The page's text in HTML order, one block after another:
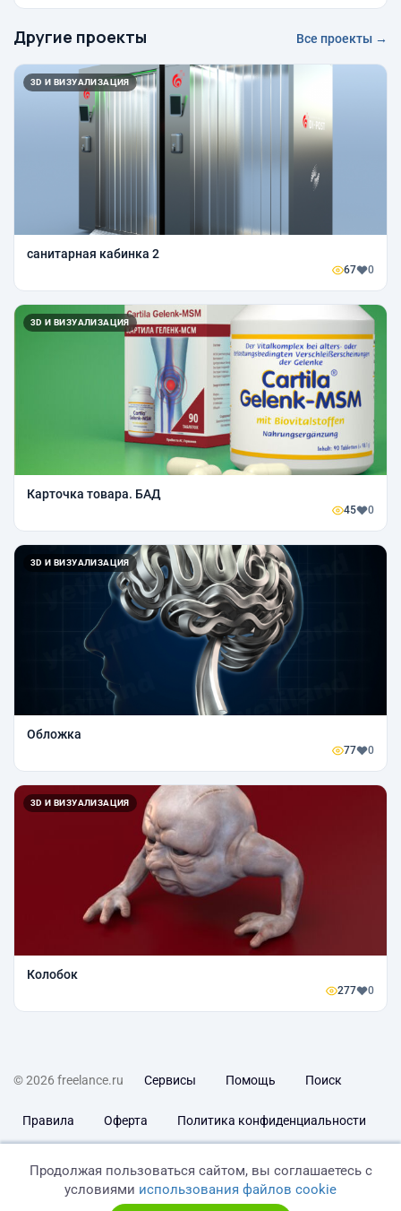
Другие проекты Все проекты →
3D И ВИЗУАЛИЗАЦИЯ
санитарная кабинка 2
67 0
3D И ВИЗУАЛИЗАЦИЯ
Карточка товара. БАД
45 0
3D И ВИЗУАЛИЗАЦИЯ
Обложка
77 0
3D И ВИЗУАЛИЗАЦИЯ
Колобок
277 0
© 2026 freelance.ru Сервисы Помощь Поиск
Правила Оферта Политика конфиденциальности
Продолжая пользоваться сайтом, вы соглашаетесь с
условиями использования файлов cookie